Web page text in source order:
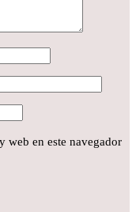
web en este navegador